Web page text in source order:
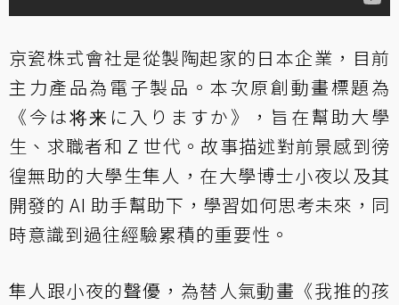
京瓷株式會社是從製陶起家的日本企業，目前
主力產品為電子製品。本次原創動畫標題為
《今は将来に入りますか》，旨在幫助大學
生、求職者和 Z 世代。故事描述對前景感到徬
徨無助的大學生隼人，在大學博士小夜以及其
開發的 AI 助手幫助下，學習如何思考未來，同
時意識到過往經驗累積的重要性。
隼人跟小夜的聲優，為替人氣動畫《我推的孩